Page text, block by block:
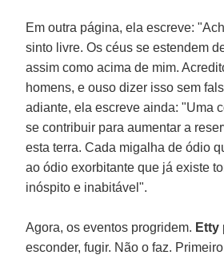
Em outra página, ela escreve:
sinto livre. Os céus se estendem
assim como acima de mim.
homens, e ouso dizer isso sem
adiante, ela escreve ainda: "Uma
se contribuir para aumentar a
esta terra. Cada migalha de ódio
ao ódio exorbitante que já existe
inóspito e inabitável".
Agora, os eventos progridem. Etty
esconder, fugir. Não o faz.